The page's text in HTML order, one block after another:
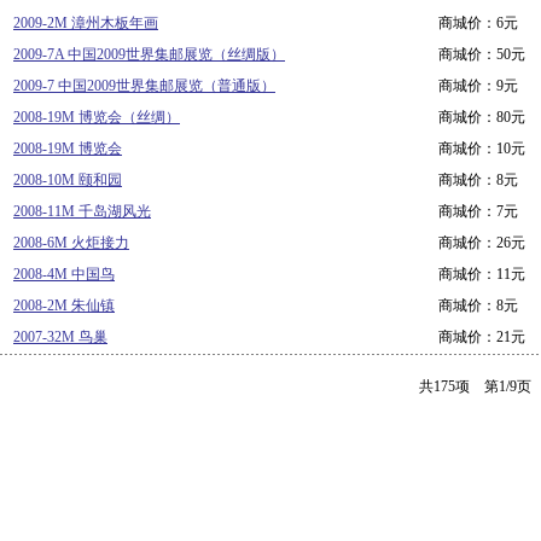
2009-2M 漳州木板年画
商城价：6元
2009-7A 中国2009世界集邮展览（丝绸版）
商城价：50元
2009-7 中国2009世界集邮展览（普通版）
商城价：9元
2008-19M 博览会（丝绸）
商城价：80元
2008-19M 博览会
商城价：10元
2008-10M 颐和园
商城价：8元
2008-11M 千岛湖风光
商城价：7元
2008-6M 火炬接力
商城价：26元
2008-4M 中国鸟
商城价：11元
2008-2M 朱仙镇
商城价：8元
2007-32M 鸟巢
商城价：21元
共175项 第1/9